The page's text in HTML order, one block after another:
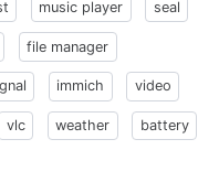
music player seal
file manager
immich video
vlc weather battery